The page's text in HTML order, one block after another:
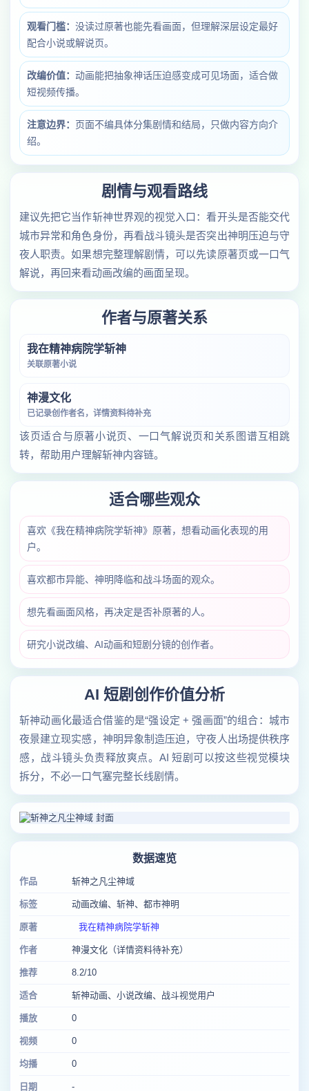
观看门槛： 没读过原著也能先看画面，但理解深层设定最好
配合小说或解说页。
改编价值： 动画能把抽象神话压迫感变成可见场面，适合做
短视频传播。
注意边界： 页面不编具体分集剧情和结局，只做内容方向介
绍。
剧情与观看路线
建议先把它当作斩神世界观的视觉入口：看开头是否能交代
城市异常和角色身份，再看战斗镜头是否突出神明压迫与守
夜人职责。如果想完整理解剧情，可以先读原著页或一口气
解说，再回来看动画改编的画面呈现。
作者与原著关系
我在精神病院学斩神
关联原著小说
神漫文化
已记录创作者名，详情资料待补充
该页适合与原著小说页、一口气解说页和关系图谱互相跳
转，帮助用户理解斩神内容链。
适合哪些观众
喜欢《我在精神病院学斩神》原著，想看动画化表现的用
户。
喜欢都市异能、神明降临和战斗场面的观众。
想先看画面风格，再决定是否补原著的人。
研究小说改编、AI动画和短剧分镜的创作者。
AI 短剧创作价值分析
斩神动画化最适合借鉴的是“强设定 + 强画面”的组合：城市
夜景建立现实感，神明异象制造压迫，守夜人出场提供秩序
感，战斗镜头负责释放爽点。AI 短剧可以按这些视觉模块
拆分，不必一口气塞完整长线剧情。
数据速览
作品 斩神之凡尘神域
标签 动画改编、斩神、都市神明
原著 我在精神病院学斩神
作者 神漫文化（详情资料待补充）
推荐 8.2/10
适合 斩神动画、小说改编、战斗视觉用户
播放 0
视频 0
均播 0
日期 -